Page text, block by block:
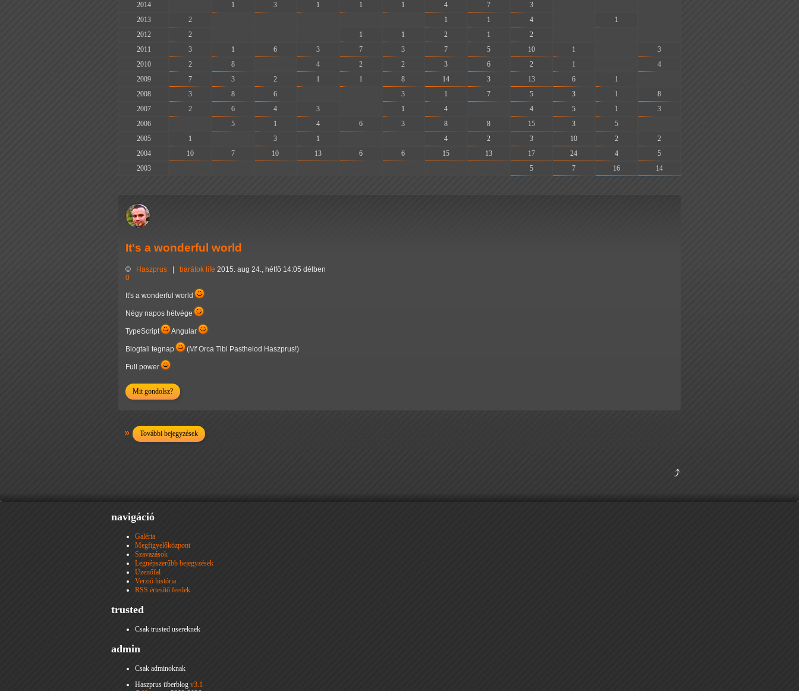
2014
1 3 1 1 1 4 7 3
2013
2 1 1 4 1
2012
2 1 1 2 1 2
2011
3 1 6 3 7 3 7 5 10 1
3
2010
2 8 4 2 2 3 6 2 1
4
2009
7 3 2 1 1 8 14 3 13 6 1
2008
3 8 6 3 1 7 5 3 1
8
2007
2 6 4 3 1 4 4 5 1
3
2006
5 1 4 6 3 8 8 15 3 5
2005
1 3 1 4 2 3 10 2
2
2004
10 7 10 13 6 6 15 13 17 24 4
5
2003
5 7 16 14
It's a wonderful world
© Haszprus barátok life 2015. aug 24., hétfő 14:05 délben
0
It's a wonderful world
Négy napos hétvége
TypeScript Angular
Blogtali tegnap (Mf Orca Tibi Pasthelod Haszprus!)
Full power
Mit gondolsz?
További bejegyzések
navigáció
Galéria
Megfigyelőközpont
Szavazások
Legnépszerűbb bejegyzések
Üzenőfal
Verzió história
RSS értesítő feedek
trusted
Csak trusted usereknek
admin
Csak adminoknak
Haszprus überblog v3.1